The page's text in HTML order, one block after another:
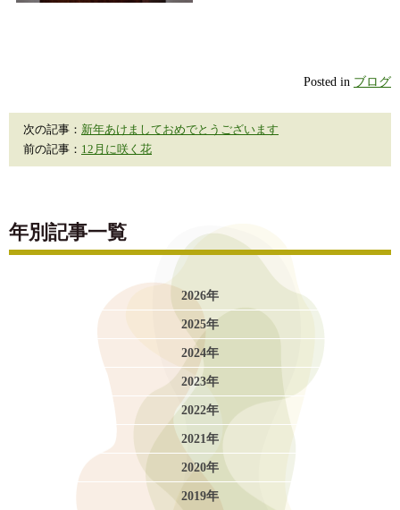
Posted in ブログ
次の記事： 新年あけましておめでとうございます
前の記事： 12月に咲く花
年別記事一覧
2026年
2025年
2024年
2023年
2022年
2021年
2020年
2019年